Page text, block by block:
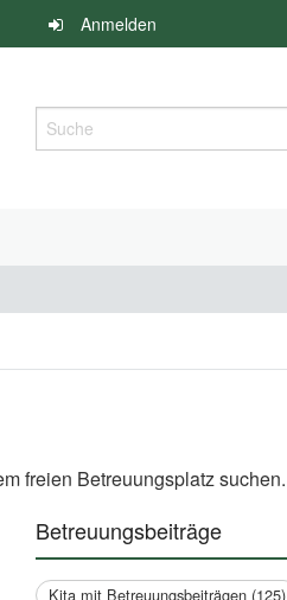
Anmelden
Suche
freien Betreuungsplatz suchen.
Betreuungsbeiträge
Kita mit Betreuungsbeiträgen (125)